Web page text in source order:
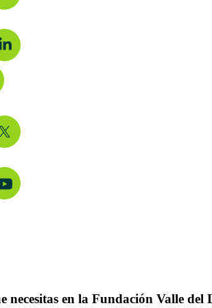
necesitas en la Fundación Valle del